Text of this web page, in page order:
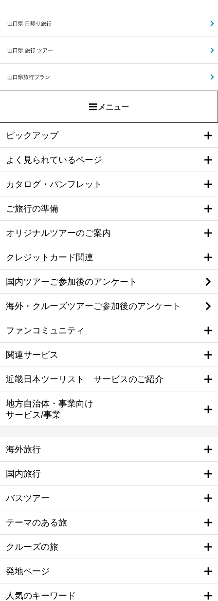
山口県 日帰り旅行
山口県 旅行 ツアー
山口県旅行プラン
メニュー
ピックアップ
よく見られているページ
カタログ・パンフレット
ご旅行の準備
オリジナルツアーのご案内
クレジットカード関連
国内ツアーご参加後のアンケート
海外・クルーズツアーご参加後のアンケート
ファンコミュニティ
関連サービス
近畿日本ツーリスト サービスのご紹介
地方自治体・事業向け
サービス/事業
海外旅行
国内旅行
バスツアー
テーマのある旅
クルーズの旅
発地ページ
人気のキーワード